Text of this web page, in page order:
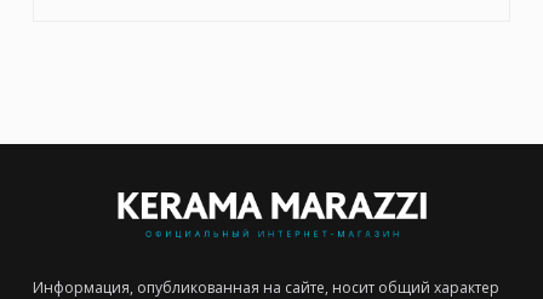
Информация, опубликованная на сайте, носит общий характер